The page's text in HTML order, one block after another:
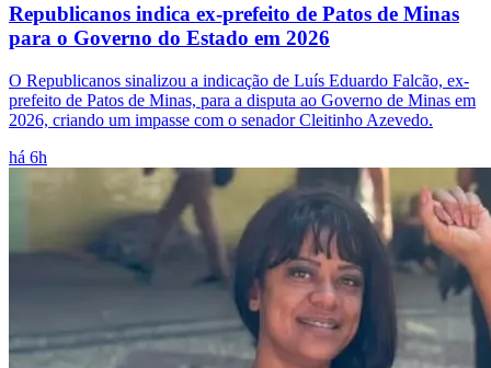
Republicanos indica ex-prefeito de Patos de Minas
para o Governo do Estado em 2026
O Republicanos sinalizou a indicação de Luís Eduardo Falcão, ex-
prefeito de Patos de Minas, para a disputa ao Governo de Minas em
2026, criando um impasse com o senador Cleitinho Azevedo.
há 6h